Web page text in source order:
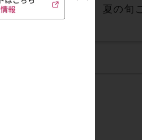
涼を味わう、夏の旬
うを